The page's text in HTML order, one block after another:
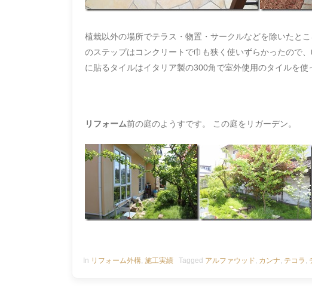
植栽以外の場所でテラス・物置・サークルなどを除いたと
のステップはコンクリートで巾も狭く使いずらかったので
に貼るタイルはイタリア製の300角で室外使用のタイルを使
リフォーム前の庭のようすです。 この庭をリガーデン。
In リフォーム外構 施工実績 Tagged アルファウッド カンナ テコラ